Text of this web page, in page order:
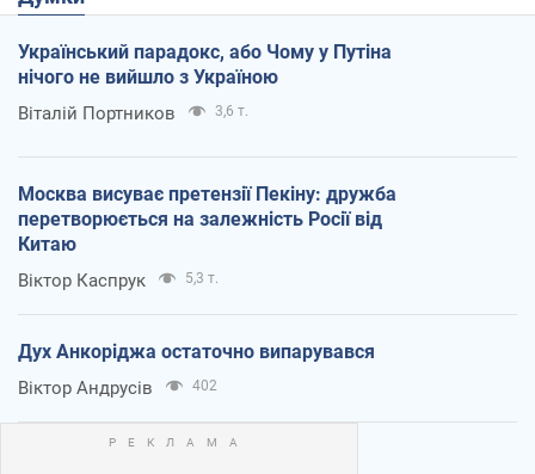
Український парадокс, або Чому у Путіна
нічого не вийшло з Україною
Віталій Портников 3,6 т.
Москва висуває претензії Пекіну: дружба
перетворюється на залежність Росії від
Китаю
Віктор Каспрук 5,3 т.
Дух Анкоріджа остаточно випарувався
Віктор Андрусів 402